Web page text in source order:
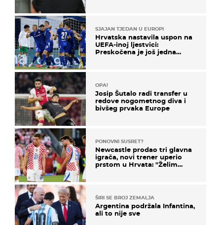
SJAJAN TJEDAN U EUROPI
Hrvatska nastavila uspon na
UEFA-inoj ljestvici:
Preskočena je još jedna
OPA!
Josip Šutalo radi transfer u
redove nogometnog diva i
bivšeg prvaka Europe
PONOVNI SUSRET?
Newcastle prodao tri glavna
igrača, novi trener uperio
prstom u Hrvata: "Želim
ŠIRI SE BROJ ZEMALJA
Argentina podržala Infantina,
ali to nije sve